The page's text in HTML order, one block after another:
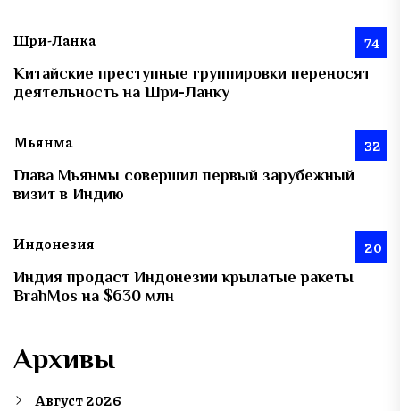
Шри-Ланка 74
Китайские преступные группировки переносят
деятельность на Шри-Ланку
Мьянма 32
Глава Мьянмы совершил первый зарубежный
визит в Индию
Индонезия 20
Индия продаст Индонезии крылатые ракеты
BrahMos на $630 млн
Архивы
Август 2026